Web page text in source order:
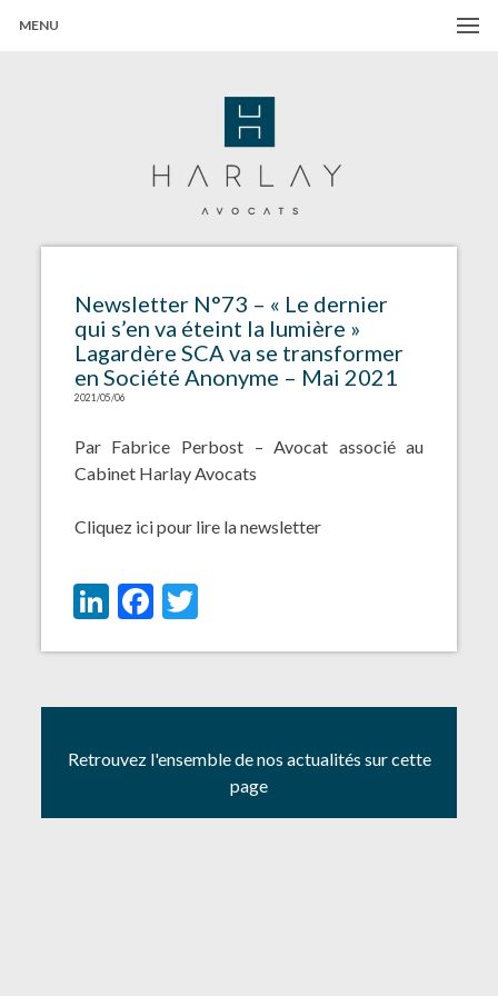
MENU
Newsletter N°73 – « Le dernier
qui s’en va éteint la lumière »
Lagardère SCA va se transformer
en Société Anonyme – Mai 2021
2021/05/06
Par Fabrice Perbost – Avocat associé au
Cabinet Harlay Avocats
Cliquez ici pour lire la newsletter
LinkedIn
Facebook
Twitter
Retrouvez l'ensemble de nos actualités sur cette
page